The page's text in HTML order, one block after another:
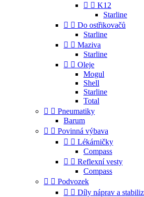
  K12
Starline
  Do ostřikovačů
Starline
  Maziva
Starline
  Oleje
Mogul
Shell
Starline
Total
  Pneumatiky
Barum
  Povinná výbava
  Lékárničky
Compass
  Reflexní vesty
Compass
  Podvozek
  Díly náprav a